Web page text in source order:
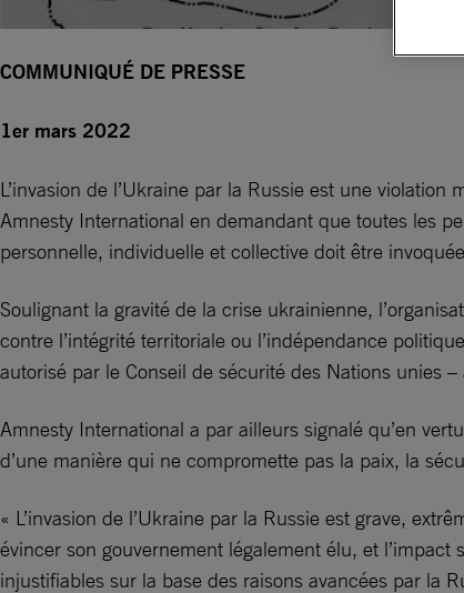
COMMUNIQUÉ DE PRESSE
1er mars 2022
L’invasion de l’Ukraine par la Russie est une
Amnesty International en demandant que toutes les
personnelle, individuelle et collective doit être
Soulignant la gravité de la crise ukrainienne,
contre l’intégrité territoriale ou l’indépendance
autorisé par le Conseil de sécurité des Nations unies
Amnesty International a par ailleurs signalé qu’en
d’une manière qui ne compromette pas la paix, la
« L’invasion de l’Ukraine par la Russie est grave,
évincer son gouvernement légalement élu, et
injustifiables sur la base des raisons avancées par la